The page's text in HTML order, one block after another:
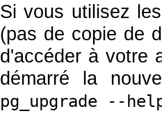
Si vous utilisez
(pas de copie de
d'accéder à votre
démarré la
pg_upgrade --